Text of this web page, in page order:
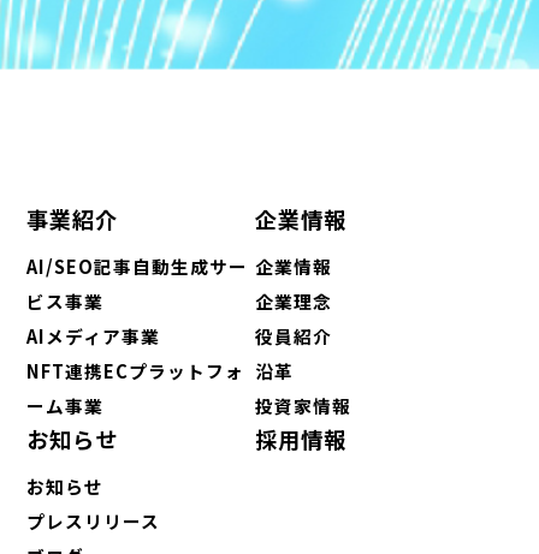
事業紹介
AI/SEO記事自動生成サー
ビス事業
AIメディア事業
NFT連携ECプラットフォ
ーム事業
企業情報
企業情報
企業理念
役員紹介
沿革
投資家情報
お知らせ
お知らせ
プレスリリース
採用情報